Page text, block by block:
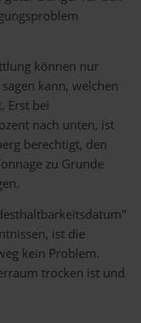
können nur
kann, welchen
Erst bei
nach unten, ist
berechtigt, den
zu Grunde
ist die
kein Problem.
trocken ist und